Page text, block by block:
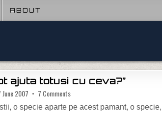
ABOUT
ajuta totusi cu ceva?”
June 2007 7 Commentson “Va pot ajuta totusi cu ceva?”
o specie aparte pe acest pamant, o